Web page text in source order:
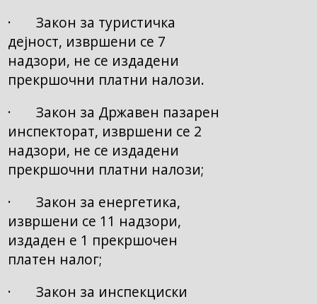
· Закон за туристичка
дејност, извршени се 7
надзори, не се издадени
прекршочни платни налози.
· Закон за Државен пазарен
инспекторат, извршени се 2
надзори, не се издадени
прекршочни платни налози;
· Закон за енергетика,
извршени се 11 надзори,
издаден е 1 прекршочен
платен налог;
· Закон за инспекциски